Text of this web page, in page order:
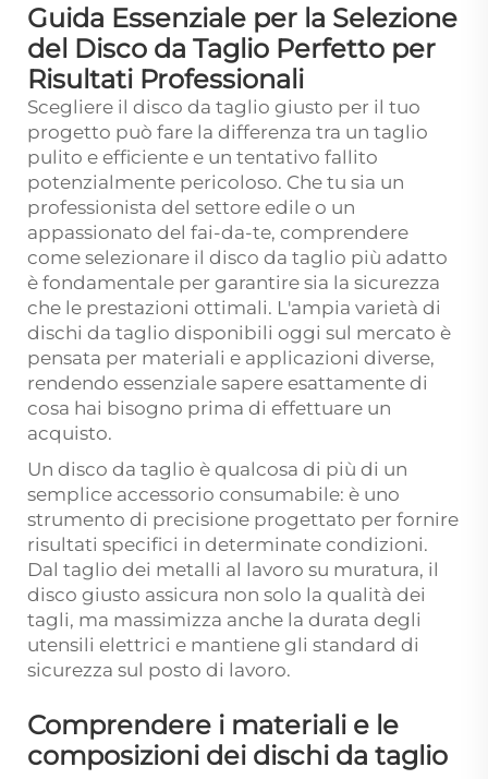
Guida Essenziale per la Selezione
del Disco da Taglio Perfetto per
Risultati Professionali
Scegliere il disco da taglio giusto per il tuo
progetto può fare la differenza tra un taglio
pulito e efficiente e un tentativo fallito
potenzialmente pericoloso. Che tu sia un
professionista del settore edile o un
appassionato del fai-da-te, comprendere
come selezionare il disco da taglio più adatto
è fondamentale per garantire sia la sicurezza
che le prestazioni ottimali. L'ampia varietà di
dischi da taglio disponibili oggi sul mercato è
pensata per materiali e applicazioni diverse,
rendendo essenziale sapere esattamente di
cosa hai bisogno prima di effettuare un
acquisto.
Un disco da taglio è qualcosa di più di un
semplice accessorio consumabile: è uno
strumento di precisione progettato per fornire
risultati specifici in determinate condizioni.
Dal taglio dei metalli al lavoro su muratura, il
disco giusto assicura non solo la qualità dei
tagli, ma massimizza anche la durata degli
utensili elettrici e mantiene gli standard di
sicurezza sul posto di lavoro.
Comprendere i materiali e le
composizioni dei dischi da taglio